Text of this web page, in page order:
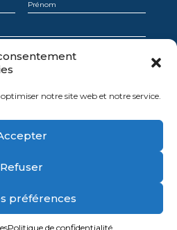
notre site web et notre service.
Refuser
préférences
Politique de confidentialité
je choisis explicitement de recevoir la
et à tout moment me désinscrire.